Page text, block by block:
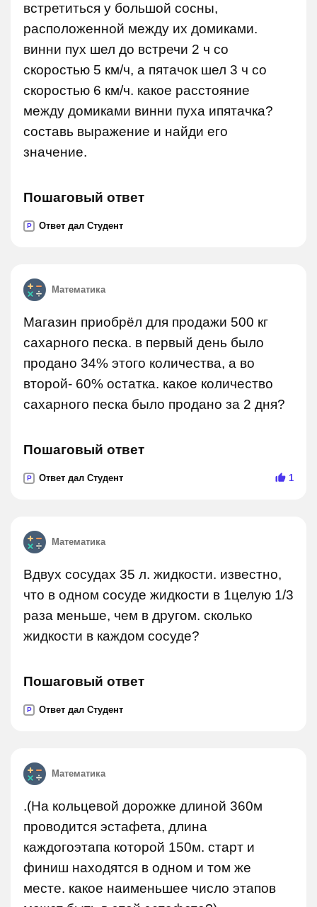
встретиться у большой сосны,
расположенной между их домиками.
винни пух шел до встречи 2 ч со
скоростью 5 км/ч, а пятачок шел 3 ч со
скоростью 6 км/ч. какое расстояние
между домиками винни пуха ипятачка?
составь выражение и найди его
значение.
Пошаговый ответ
P Ответ дал Студент
Математика
Магазин приобрёл для продажи 500 кг
сахарного песка. в первый день было
продано 34% этого количества, а во
второй- 60% остатка. какое количество
сахарного песка было продано за 2 дня?
Пошаговый ответ
P Ответ дал Студент 1
Математика
Вдвух сосудах 35 л. жидкости. известно,
что в одном сосуде жидкости в 1целую 1/3
раза меньше, чем в другом. сколько
жидкости в каждом сосуде?
Пошаговый ответ
P Ответ дал Студент
Математика
.(На кольцевой дорожке длиной 360м
проводится эстафета, длина
каждогоэтапа которой 150м. старт и
финиш находятся в одном и том же
месте. какое наименьшее число этапов